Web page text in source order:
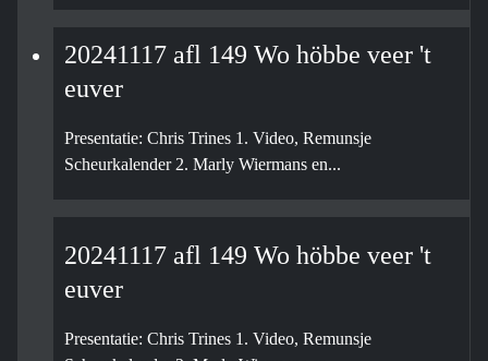
20241117 afl 149 Wo höbbe veer 't
euver
Presentatie: Chris Trines 1. Video, Remunsje
Scheurkalender 2. Marly Wiermans en...
20241117 afl 149 Wo höbbe veer 't
euver
Presentatie: Chris Trines 1. Video, Remunsje